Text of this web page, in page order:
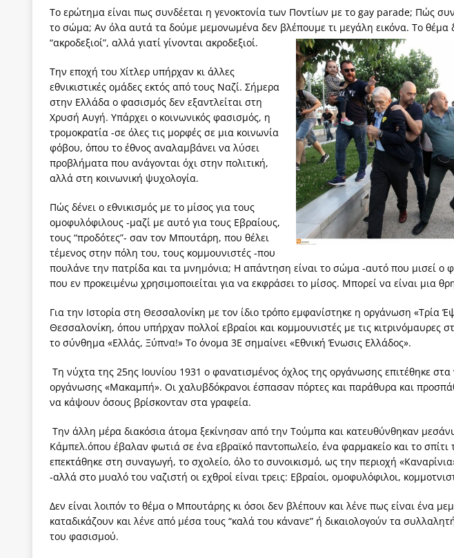
Το ερώτημα είναι πως συνδέεται η γενοκτονία των Ποντίων με το gay parade; Πώς
το σώμα; Αν όλα αυτά τα δούμε μεμονωμένα δεν βλέπουμε τι μεγάλη εικόνα. Το θέμα
“ακροδεξιοί”, αλλά γιατί γίνονται ακροδεξιοί.
Την εποχή του Χίτλερ υπήρχαν κι άλλες
εθνικιστικές ομάδες εκτός από τους Ναζί. Σήμερα
στην Ελλάδα ο φασισμός δεν εξαντλείται στη
Χρυσή Αυγή. Υπάρχει ο κοινωνικός φασισμός, η
τρομοκρατία -σε όλες τις μορφές σε μια κοινωνία
φόβου, όπου το έθνος αναλαμβάνει να λύσει
προβλήματα που ανάγονται όχι στην πολιτική,
αλλά στη κοινωνική ψυχολογία.
Πώς δένει ο εθνικισμός με το μίσος για τους
ομοφυλόφιλους -μαζί με αυτό για τους Εβραίους,
τους “προδότες”- σαν τον Μπουτάρη, που θέλει
τέμενος στην πόλη του, τους κομμουνιστές -που
πουλάνε την πατρίδα και τα μνημόνια; H απάντηση είναι το σώμα -αυτό που μισεί ο
που εν προκειμένω χρησιμοποιείται για να εκφράσει το μίσος. Μπορεί να είναι μια
Για την Ιστορία στη Θεσσαλονίκη με τον ίδιο τρόπο εμφανίστηκε η οργάνωση «Τρία
Θεσσαλονίκη, όπου υπήρχαν πολλοί εβραίοι και κομμουνιστές με τις κιτρινόμαυρες
το σύνθημα «Ελλάς, Ξύπνα!» Το όνομα 3Ε σημαίνει «Εθνική Ένωσις Ελλάδος».
Tη νύχτα της 25ης Ιουνίου 1931 ο φανατισμένος όχλος της οργάνωσης επιτέθηκε στα
οργάνωσης «Μακαμπή». Οι χαλυβδόκρανοι έσπασαν πόρτες και παράθυρα και
να κάψουν όσους βρίσκονταν στα γραφεία.
Την άλλη μέρα διακόσια άτομα ξεκίνησαν από την Τούμπα και κατευθύνθηκαν
Κάμπελ.όπου έβαλαν φωτιά σε ένα εβραϊκό παντοπωλείο, ένα φαρμακείο και το
επεκτάθηκε στη συναγωγή, το σχολείο, όλο το συνοικισμό, ως την περιοχή
-αλλά στο μυαλό του ναζιστή οι εχθροί είναι τρεις: Εβραίοι, ομοφυλόφιλοι,
Δεν είναι λοιπόν το θέμα ο Μπουτάρης κι όσοι δεν βλέπουν και λένε πως είναι ένα
καταδικάζουν και λένε από μέσα τους “καλά του κάνανε” ή δικαιολογούν τα
του φασισμού.